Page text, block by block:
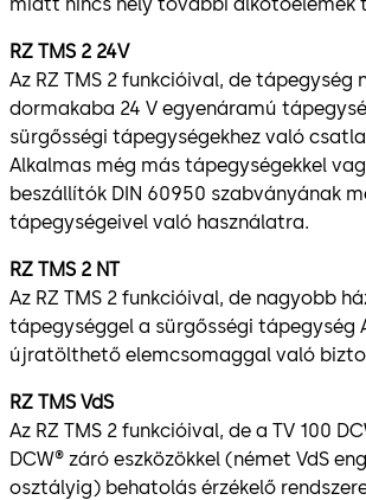
RZ TMS 2 24V
Az RZ TMS 2 funkcióival, de tápegység
dormakaba 24 V egyenáramú
sürgősségi tápegységekhez való
Alkalmas még más tápegységekkel
beszállítók DIN 60950 szabványának
tápegységeivel való használatra.
RZ TMS 2 NT
Az RZ TMS 2 funkcióival, de nagyobb
tápegységgel a sürgősségi tápegység
újratölthető elemcsomaggal való
RZ TMS VdS
Az RZ TMS 2 funkcióival, de a TV 100
DCW® záró eszközökkel (német VdS
osztályig) behatolás érzékelő